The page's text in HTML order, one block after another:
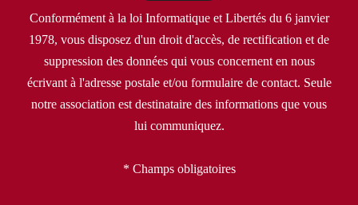
Conformément à la loi Informatique et Libertés du 6 janvier
1978, vous disposez d'un droit d'accès, de rectification et de
suppression des données qui vous concernent en nous
écrivant à l'adresse postale et/ou formulaire de contact. Seule
notre association est destinataire des informations que vous
lui communiquez.
* Champs obligatoires